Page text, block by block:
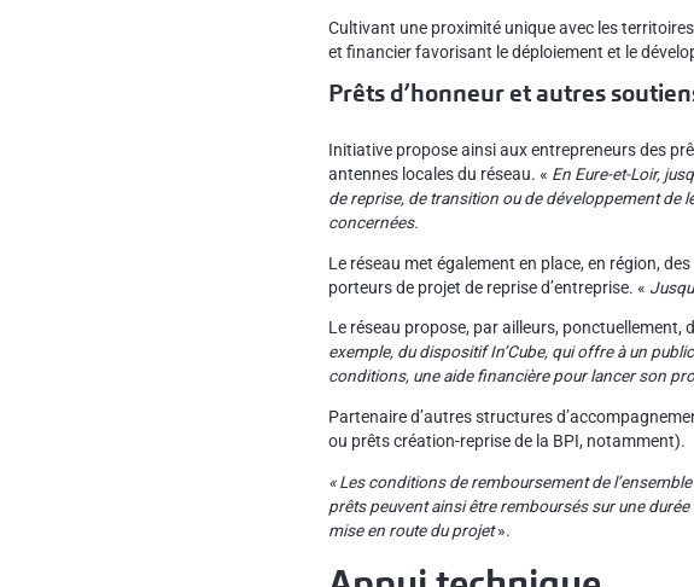
Cultivant une proximité unique avec les
et financier favorisant le déploiement et le
Prêts d’honneur et autres
Initiative propose ainsi aux entrepreneurs des
antennes locales du réseau. « En Eure-et-Loir,
de reprise, de transition ou de développement de
concernées.
Le réseau met également en place, en région,
porteurs de projet de reprise d’entreprise. «
Le réseau propose, par ailleurs, ponctuellement,
exemple, du dispositif In’Cube, qui offre à un
conditions, une aide financière pour lancer son
Partenaire d’autres structures
ou prêts création-reprise de la BPI, notamment).
« Les conditions de remboursement de
prêts peuvent ainsi être remboursés sur une
mise en route du projet».